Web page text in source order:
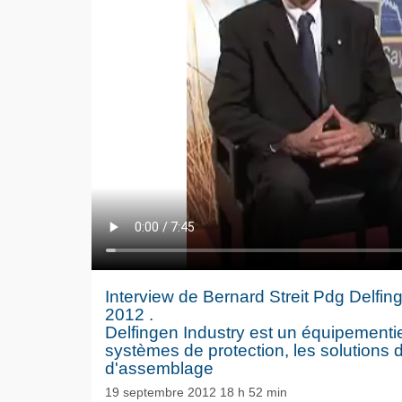
Interview de Bernard Streit Pdg
2012 .
Delfingen Industry est un
systèmes de protection, les solutions
d'assemblage
19 septembre 2012 18 h 52 min